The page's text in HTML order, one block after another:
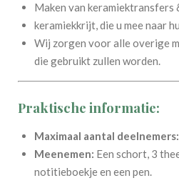
Maken van keramiektransfers
keramiekkrijt, die u mee naar
Wij zorgen voor alle overige
die gebruikt zullen worden.
Praktische informatie:
Maximaal aantal deelnemers:
Meenemen: Een schort, 3
notitieboekje en een pen.